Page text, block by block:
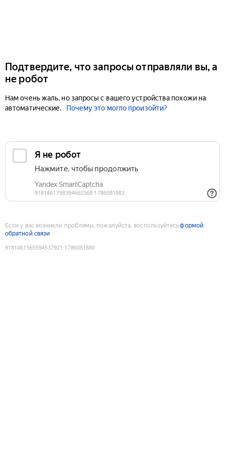
Подтвердите, что запросы отправляли вы, а
не робот
Нам очень жаль, но запросы с вашего устройства похожи на
автоматические.
Почему это могло произойти?
Если у вас возникли проблемы, пожалуйста, воспользуйтесьформой
обратной связи
9181461565594537921 :1786081880